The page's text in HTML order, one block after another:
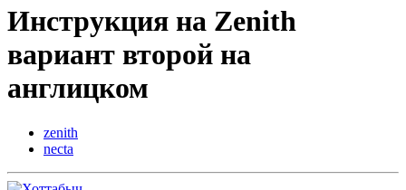
Инструкция на Zenith
вариант второй на
англицком
zenith
necta